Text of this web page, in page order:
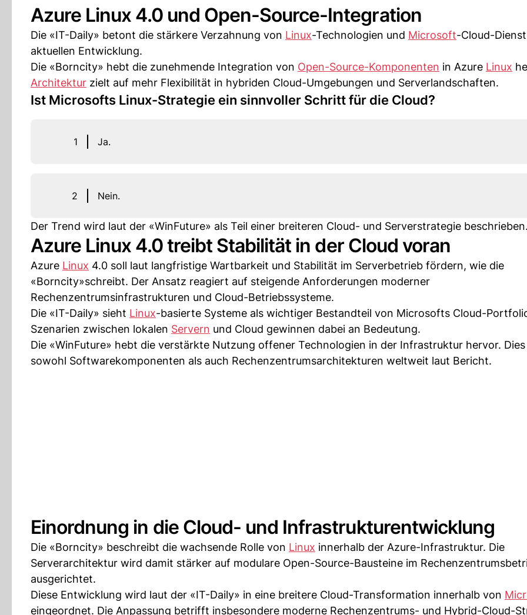
Azure Linux 4.0 und Open-Source-Integration
Die «IT-Daily» betont die stärkere Verzahnung von Linux-Technologien und Microsoft-Cloud-
aktuellen Entwicklung.
Die «Borncity» hebt die zunehmende Integration von Open-Source-Komponenten in Azure Linux
Architektur zielt auf mehr Flexibilität in hybriden Cloud-Umgebungen und Serverlandschaften.
Ist Microsofts Linux-Strategie ein sinnvoller Schritt für die Cloud?
1 Ja.
2 Nein.
Der Trend wird laut der «WinFuture» als Teil einer breiteren Cloud- und Serverstrategie
Azure Linux 4.0 treibt Stabilität in der Cloud voran
Azure Linux 4.0 soll laut langfristige Wartbarkeit und Stabilität im Serverbetrieb fördern, wie die
«Borncity»schreibt. Der Ansatz reagiert auf steigende Anforderungen moderner
Rechenzentrumsinfrastrukturen und Cloud-Betriebssysteme.
Die «IT-Daily» sieht Linux-basierte Systeme als wichtiger Bestandteil von Microsofts Cloud-
Szenarien zwischen lokalen Servern und Cloud gewinnen dabei an Bedeutung.
Die «WinFuture» hebt die verstärkte Nutzung offener Technologien in der Infrastruktur hervor.
sowohl Softwarekomponenten als auch Rechenzentrumsarchitekturen weltweit laut Bericht.
Einordnung in die Cloud- und Infrastrukturentwicklung
Die «Borncity» beschreibt die wachsende Rolle von Linux innerhalb der Azure-Infrastruktur. Die
Serverarchitektur wird damit stärker auf modulare Open-Source-Bausteine im
ausgerichtet.
Diese Entwicklung wird laut der «IT-Daily» in eine breitere Cloud-Transformation innerhalb von
eingeordnet. Die Anpassung betrifft insbesondere moderne Rechenzentrums- und Hybrid-Cloud-